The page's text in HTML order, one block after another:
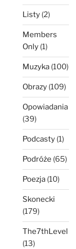
Listy (2)
Members
Only (1)
Muzyka (100)
Obrazy (109)
Opowiadania
(39)
Podcasty (1)
Podróże (65)
Poezja (10)
Skonecki
(179)
The7thLevel
(13)